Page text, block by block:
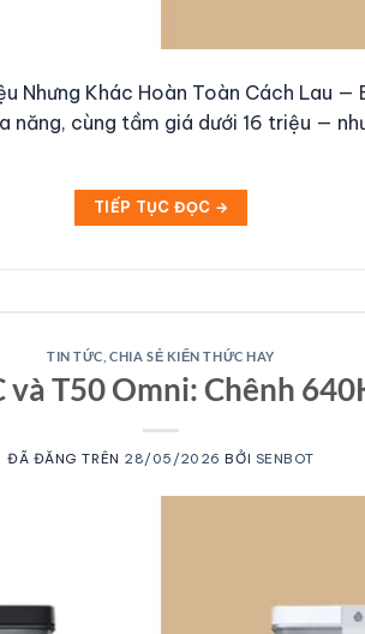
Nhưng Khác Hoàn Toàn Cách Lau
cùng tầm giá dưới 16 triệu —
TIẾP TỤC ĐỌC →
TIN TỨC ,CHIA SẺ KIẾN THỨC HAY
và T50 Omni: Chênh
ĐÃ ĐĂNG TRÊN 28/05/2026 BỞI SENBOT